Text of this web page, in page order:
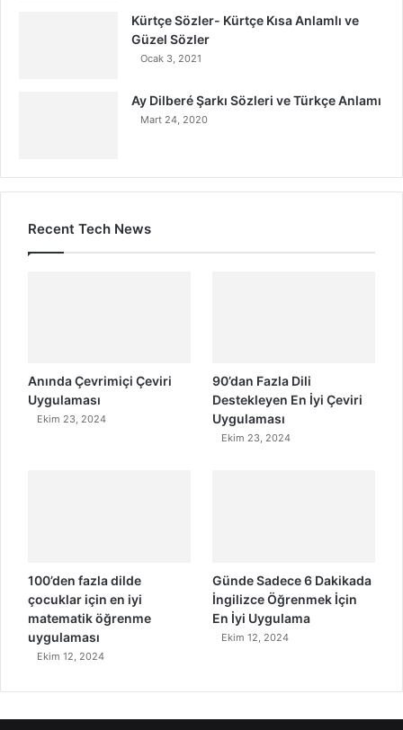
Kürtçe Sözler- Kürtçe Kısa Anlamlı ve
Güzel Sözler
Ocak 3, 2021
Ay Dilberé Şarkı Sözleri ve Türkçe Anlamı
Mart 24, 2020
Recent Tech News
Anında Çevrimiçi Çeviri
Uygulaması
Ekim 23, 2024
90’dan Fazla Dili
Destekleyen En İyi Çeviri
Uygulaması
Ekim 23, 2024
100’den fazla dilde
çocuklar için en iyi
matematik öğrenme
uygulaması
Ekim 12, 2024
Günde Sadece 6 Dakikada
İngilizce Öğrenmek İçin
En İyi Uygulama
Ekim 12, 2024